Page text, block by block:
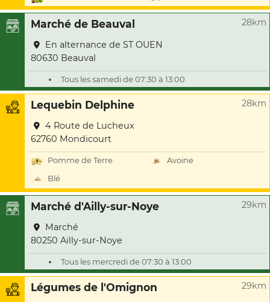
Marché de Beauval 28km
En alternance de ST OUEN
80630 Beauval
Tous les samedi de 07:30 à 13:00
Lequebin Delphine 28km
4 Route de Lucheux
62760 Mondicourt
Pomme de Terre
Avoine
Blé
Marché d'Ailly-sur-Noye 29km
Marché
80250 Ailly-sur-Noye
Tous les mercredi de 07:30 à 13:00
Légumes de l'Omignon 29km